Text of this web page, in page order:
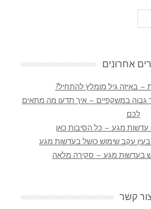
אחרונים
– באיזה גיל מומלץ להתחיל?
במשקפיים – איך תדעו מה מתאים
לכם
עדשות מגע – כל הסיבות כאן
בעין עקב שימוש כושל בעדשות מגע
בעדשות מגע – סקירה מלאה
קשר